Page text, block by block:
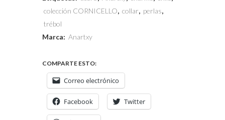
colección CORNICELLO, collar, perlas,
trébol
Marca: Anartxy
COMPARTE ESTO:
Correo electrónico
Facebook Twitter